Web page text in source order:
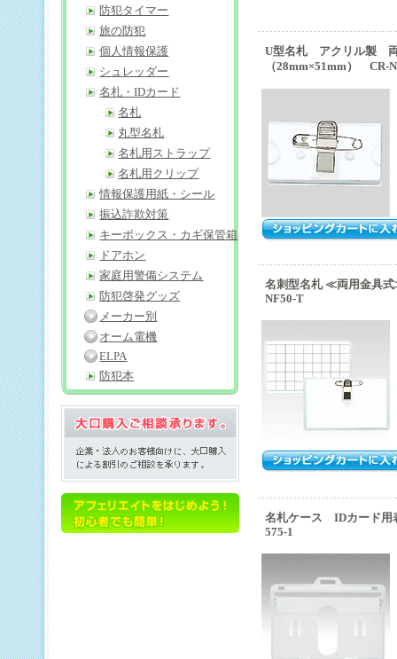
U型名札 アクリル製
（28mm×51mm） CR-
名刺型名札 ≪両用金具
NF50-T
名札ケース IDカード用
575-1
防犯タイマー
旅の防犯
個人情報保護
シュレッダー
名札・IDカード
名札
丸型名札
名札用ストラップ
名札用クリップ
情報保護用紙・シール
振込詐欺対策
キーボックス・カギ保管箱
ドアホン
家庭用警備システム
防犯啓発グッズ
メーカー別
オーム電機
ELPA
防犯本